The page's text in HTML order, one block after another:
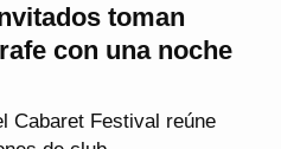
toman
con una noche
Cabaret Festival reúne